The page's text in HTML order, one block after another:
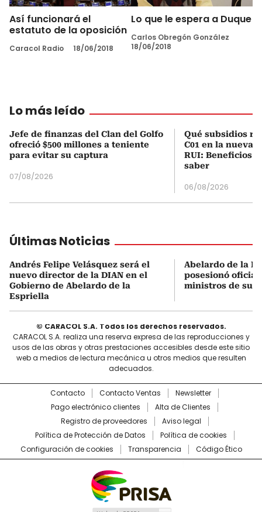
Así funcionará el
estatuto de la oposición
Caracol Radio 18/06/2018
Lo que le espera a Duque
Carlos Obregón González
18/06/2018
Lo más leído
Jefe de finanzas del Clan del Golfo
ofreció $500 millones a teniente
para evitar su captura
07/08/2026
Qué subsidios
C01 en la nueva
RUI: Beneficios
saber
06/08/2026
Últimas Noticias
Andrés Felipe Velásquez será el
nuevo director de la DIAN en el
Gobierno de Abelardo de la
Espriella
Abelardo de la
posesionó
ministros de su
© CARACOL S.A. Todos los derechos reservados.
CARACOL S.A. realiza una reserva expresa de las reproducciones y
usos de las obras y otras prestaciones accesibles desde este sitio
web a medios de lectura mecánica u otros medios que resulten
adecuados.
Contacto Contacto Ventas
Newsletter
Pago electrónico clientes
Alta de Clientes
Registro de proveedores
Aviso legal
Política de Protección de Datos
Política de cookies
Configuración de cookies
Transparencia Código Ético